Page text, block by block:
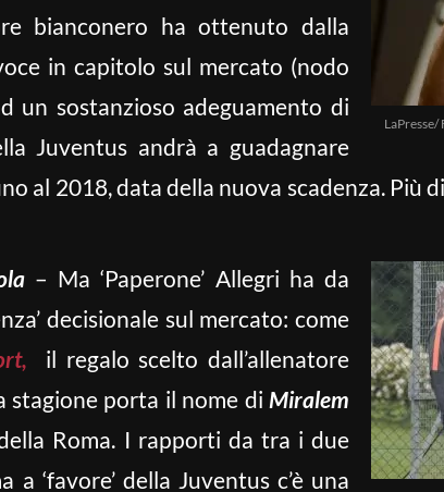
bianconero ha ottenuto dalla
in capitolo sul mercato (nodo
un sostanzioso adeguamento di
Juventus andrà a guadagnare
al 2018, data della nuova scadenza. Più di
– Ma ‘Paperone’ Allegri ha da
decisionale sul mercato: come
il regalo scelto dall’allenatore
stagione porta il nome di Miralem
Roma. I rapporti da tra i due
‘favore’ della Juventus c’è una